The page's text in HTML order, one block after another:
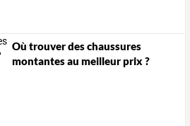
Où trouver des chaussures
montantes au meilleur prix ?